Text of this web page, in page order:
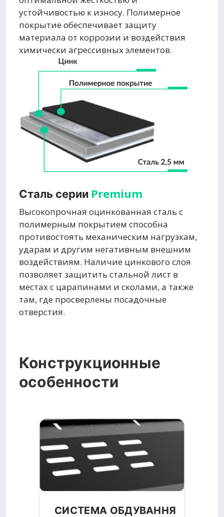
устойчивостью к износу. Полимерное
покрытие обеспечивает защиту
материала от коррозии и воздействия
химически агрессивных элементов.
Сталь серии Premium
Высокопрочная оцинкованная сталь с
полимерным покрытием способна
противостоять механическим нагрузкам,
ударам и другим негативным внешним
воздействиям. Наличие цинкового слоя
позволяет защитить стальной лист в
местах с царапинами и сколами, а также
там, где просверлены посадочные
отверстия.
Конструкционные
особенности
СИСТЕМА ОБДУВАННЯ